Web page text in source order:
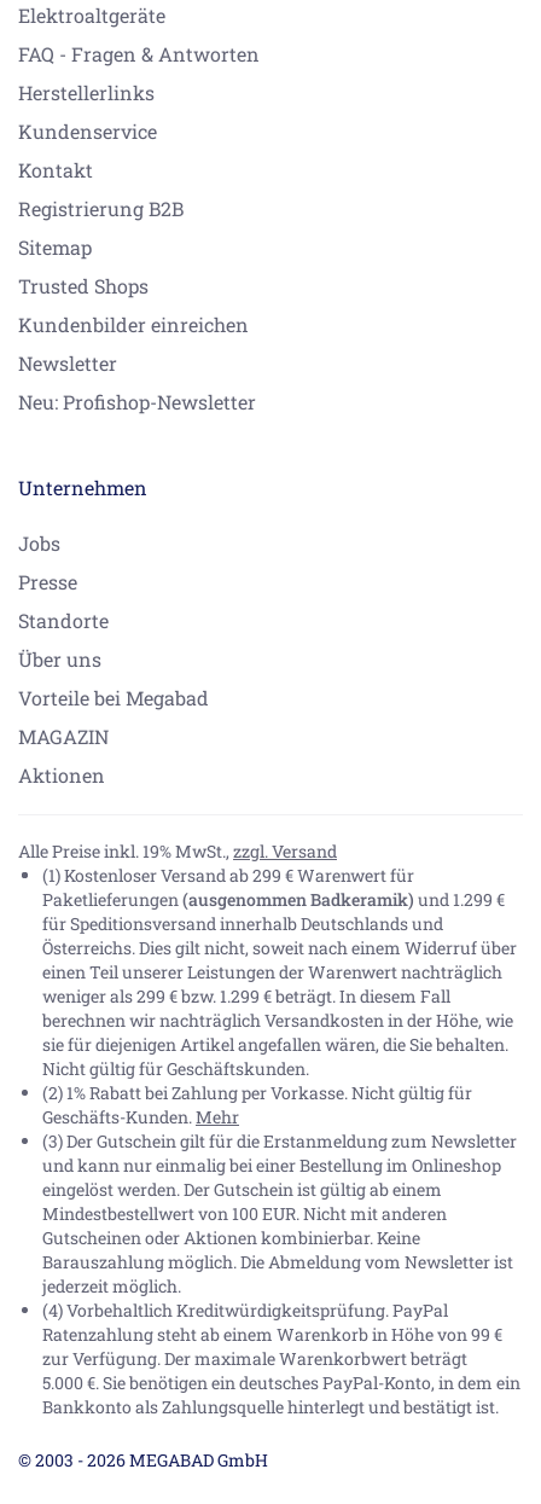
Elektroaltgeräte
FAQ - Fragen & Antworten
Herstellerlinks
Kundenservice
Kontakt
Registrierung B2B
Sitemap
Trusted Shops
Kundenbilder einreichen
Newsletter
Neu: Profishop-Newsletter
Unternehmen
Jobs
Presse
Standorte
Über uns
Vorteile bei Megabad
MAGAZIN
Aktionen
Alle Preise inkl. 19% MwSt., zzgl. Versand
(1) Kostenloser Versand ab 299 € Warenwert für
Paketlieferungen(ausgenommen Badkeramik) und 1.299 €
für Speditionsversand innerhalb Deutschlands und
Österreichs. Dies gilt nicht, soweit nach einem Widerruf über
einen Teil unserer Leistungen der Warenwert nachträglich
weniger als 299 € bzw. 1.299 € beträgt. In diesem Fall
berechnen wir nachträglich Versandkosten in der Höhe, wie
sie für diejenigen Artikel angefallen wären, die Sie behalten.
Nicht gültig für Geschäftskunden.
(2) 1% Rabatt bei Zahlung per Vorkasse. Nicht gültig für
Geschäfts-Kunden.Mehr
(3) Der Gutschein gilt für die Erstanmeldung zum Newsletter
und kann nur einmalig bei einer Bestellung im Onlineshop
eingelöst werden. Der Gutschein ist gültig ab einem
Mindestbestellwert von 100 EUR. Nicht mit anderen
Gutscheinen oder Aktionen kombinierbar. Keine
Barauszahlung möglich. Die Abmeldung vom Newsletter ist
jederzeit möglich.
(4) Vorbehaltlich Kreditwürdigkeitsprüfung. PayPal
Ratenzahlung steht ab einem Warenkorb in Höhe von99 €
zur Verfügung. Der maximale Warenkorbwert beträgt
5.000 €. Sie benötigen ein deutsches PayPal-Konto, in dem ein
Bankkonto als Zahlungsquelle hinterlegt und bestätigt ist.
© 2003 - 2026 MEGABAD GmbH